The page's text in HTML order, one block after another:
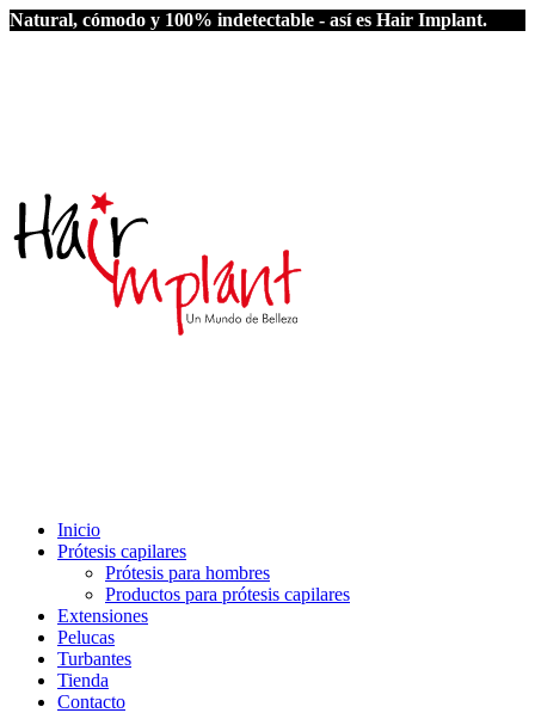
Natural, cómodo y 100% indetectable - así es Hair Implant.
Inicio
Prótesis capilares
Prótesis para hombres
Productos para prótesis capilares
Extensiones
Pelucas
Turbantes
Tienda
Contacto